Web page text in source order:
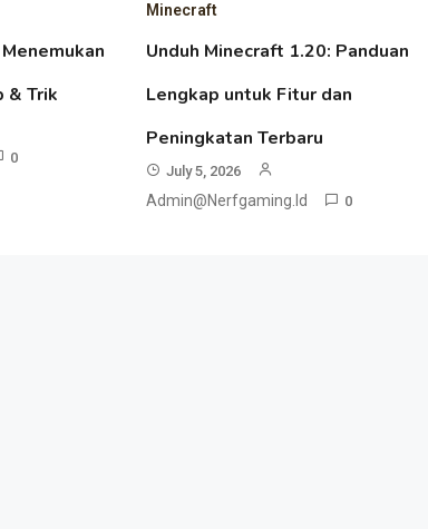
& Trik
0
Minecraft
Unduh Minecraft 1.20: Panduan
Lengkap untuk Fitur dan
Peningkatan Terbaru
July 5, 2026
Admin@nerfgaming.id 0